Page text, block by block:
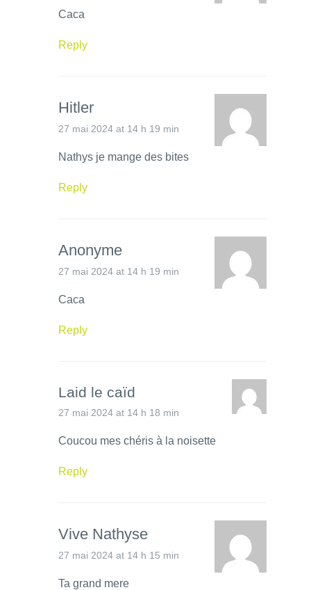
Caca
Reply
Hitler
27 mai 2024 at 14 h 19 min
Nathys je mange des bites
Reply
Anonyme
27 mai 2024 at 14 h 19 min
Caca
Reply
Laid le caïd
27 mai 2024 at 14 h 18 min
Coucou mes chéris à la noisette
Reply
Vive Nathyse
27 mai 2024 at 14 h 15 min
Ta grand mere